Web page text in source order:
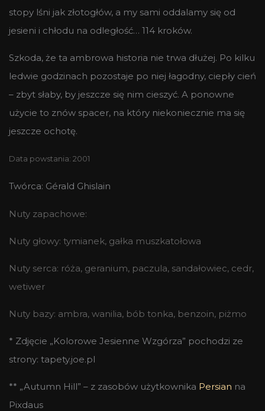
stopy lśni jak złotogłów, a my sami oddalamy się od
jesieni i chłodu na odległość… 114 kroków.
Szkoda, że ta ambrowa historia nie trwa dłużej. Po kilku
ledwie godzinach pozostaje po niej łagodny, ciepły cień
– zbyt słaby, by jeszcze się nim cieszyć. A ponowne
użycie to znów spacer, na który niekoniecznie ma się
jeszcze ochotę.
Data powstania: 2001
Twórca: Gérald Ghislain
Nuty zapachowe:
Nuty głowy: tymianek, gałka muszkatołowa
Nuty serca: róża, geranium, paczula, sandałowiec, cedr,
wetiwer
Nuty bazy: ambra, wanilia, bób tonka, benzoin, piżmo
* Zdjęcie „Kolorowe Jesienne Wzgórza” pochodzi ze
strony: tapety.joe.pl
** „Autumn Hill” – z zasobów użytkownika Persian na
Pixdaus